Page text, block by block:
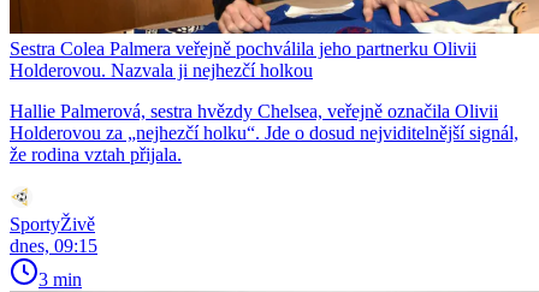
Sestra Colea Palmera veřejně pochválila jeho partnerku Olivii
Holderovou. Nazvala ji nejhezčí holkou
Hallie Palmerová, sestra hvězdy Chelsea, veřejně označila Olivii
Holderovou za „nejhezčí holku“. Jde o dosud nejviditelnější signál,
že rodina vztah přijala.
SportyŽivě
dnes, 09:15
3 min